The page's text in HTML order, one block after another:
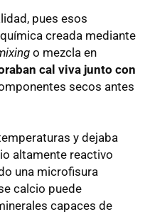
pues esos
creada mediante
o mezcla en
cal viva junto con
secos antes
y dejaba
altamente reactivo
una microfisura
calcio puede
capaces de